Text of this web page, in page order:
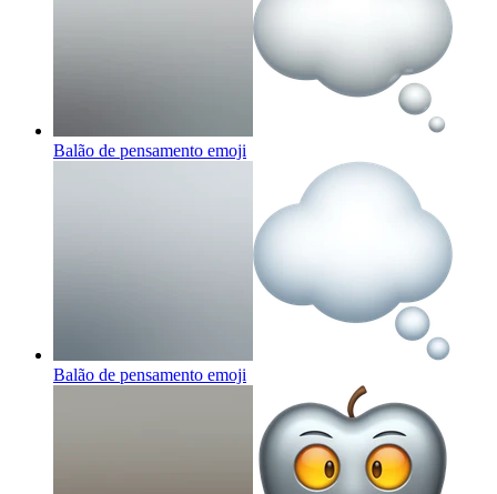
Balão de pensamento emoji
Balão de pensamento emoji